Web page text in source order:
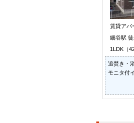
賃貸ア
細谷駅
1LDK（
追焚き・
モニタ付